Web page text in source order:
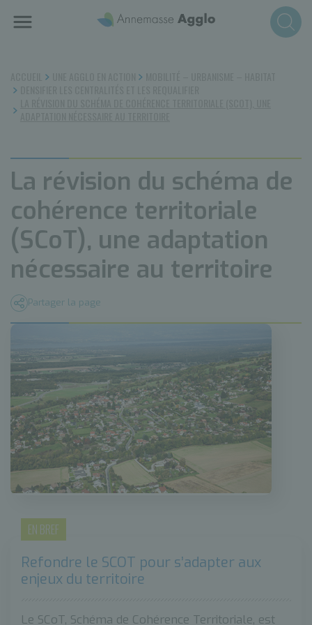
La révision du schéma de
cohérence territoriale
(SCoT), une adaptation
nécessaire au territoire
Partager la page
EN BREF
Refondre le SCOT pour s’adapter aux
enjeux du territoire
Le SCoT, Schéma de Cohérence Territoriale, est